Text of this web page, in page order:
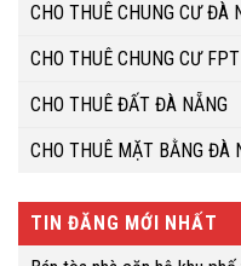
CHO THUÊ CHUNG CƯ ĐÀ
CHO THUÊ CHUNG CƯ
CHO THUÊ ĐẤT ĐÀ NẴNG
CHO THUÊ MẶT BẰNG ĐÀ
TIN ĐĂNG MỚI NHẤT